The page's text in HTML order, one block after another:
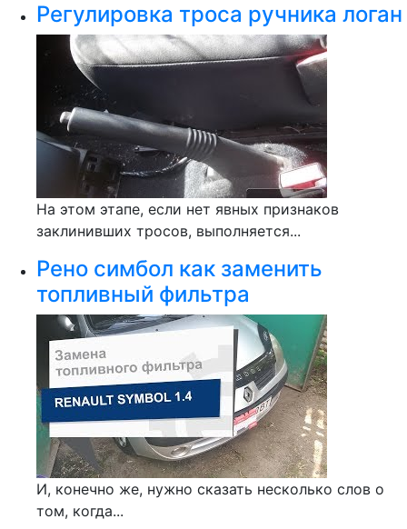
Регулировка троса ручника логан
На этом этапе, если нет явных признаков
заклинивших тросов, выполняется...
Рено симбол как заменить
топливный фильтра
И, конечно же, нужно сказать несколько слов о
том, когда...